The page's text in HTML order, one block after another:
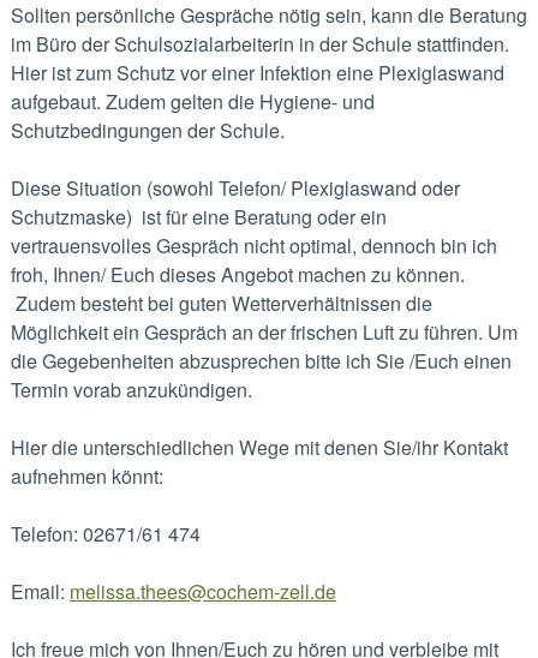
Sollten persönliche Gespräche nötig sein, kann die Beratung
im Büro der Schulsozialarbeiterin in der Schule stattfinden.
Hier ist zum Schutz vor einer Infektion eine Plexiglaswand
aufgebaut. Zudem gelten die Hygiene- und
Schutzbedingungen der Schule.
Diese Situation (sowohl Telefon/ Plexiglaswand oder
Schutzmaske) ist für eine Beratung oder ein
vertrauensvolles Gespräch nicht optimal, dennoch bin ich
froh, Ihnen/ Euch dieses Angebot machen zu können.
Zudem besteht bei guten Wetterverhältnissen die
Möglichkeit ein Gespräch an der frischen Luft zu führen. Um
die Gegebenheiten abzusprechen bitte ich Sie /Euch einen
Termin vorab anzukündigen.
Hier die unterschiedlichen Wege mit denen Sie/ihr Kontakt
aufnehmen könnt:
Telefon: 02671/61 474
Email: melissa.thees@cochem-zell.de
Ich freue mich von Ihnen/Euch zu hören und verbleibe mit